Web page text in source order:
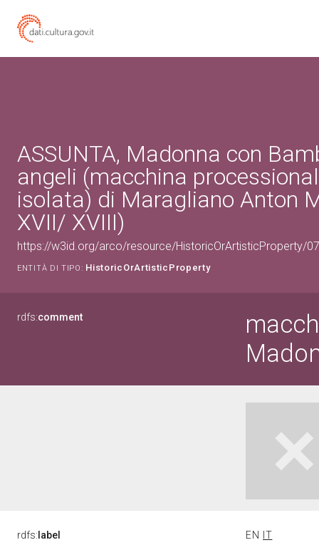
ASSUNTA, Madonna con
angeli (macchina
isolata) di Maragliano Anton
XVII/ XVIII)
https://w3id.org/arco/resource/HistoricOrArtisticProperty/
ENTITÀ DI TIPO: HistoricOrArtisticProperty
rdfs:comment
rdfs: label EN IT